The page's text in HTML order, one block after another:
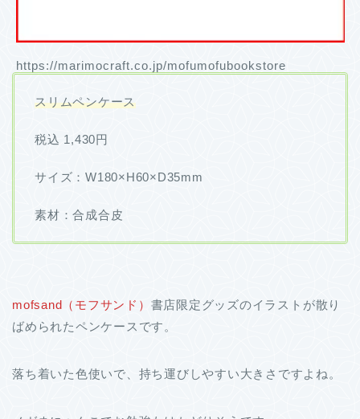
https://marimocraft.co.jp/mofumofubookstore
スリムペンケース
税込 1,430円
サイズ：W180×H60×D35mm
素材：合成合皮
mofsand（モフサンド） 書店限定グッズのイラストが散り
ばめられたペンケースです。
落ち着いた色使いで、持ち運びしやすい大きさですよね。